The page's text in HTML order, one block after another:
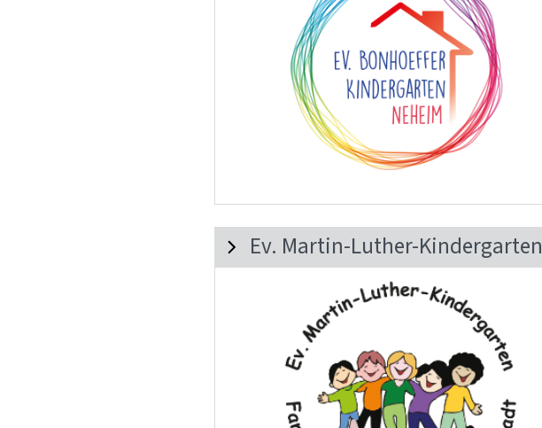
Ev. Martin-Luther-Kindergarten